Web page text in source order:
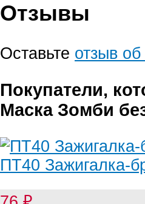
Отзывы
Оставьте отзыв
Покупатели,
Маска Зомби
ПТ40 Зажигалка-